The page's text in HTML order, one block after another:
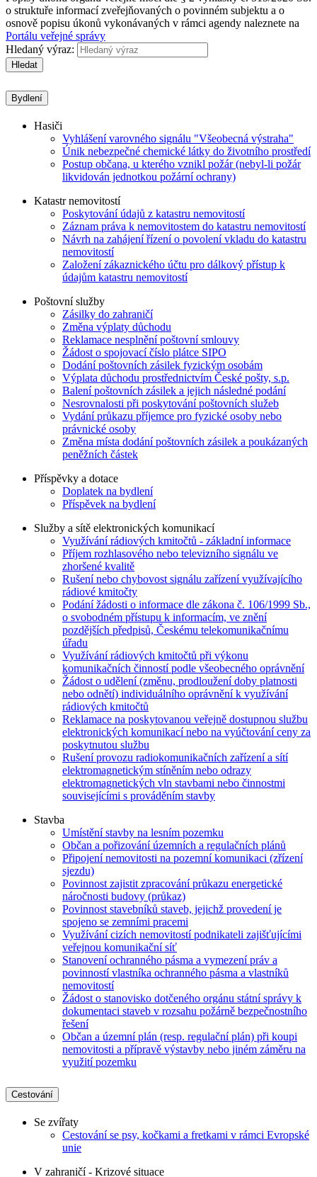
o struktuře informací zveřejňovaných o povinném subjektu a o
osnově popisu úkonů vykonávaných v rámci agendy naleznete na
Portálu veřejné správy
Hledaný výraz:
Hledat
Bydlení
Hasiči
Vyhlášení varovného signálu "Všeobecná výstraha"
Únik nebezpečné chemické látky do životního prostředí
Postup občana, u kterého vznikl požár (nebyl-li požár
likvidován jednotkou požární ochrany)
Katastr nemovitostí
Poskytování údajů z katastru nemovitostí
Záznam práva k nemovitostem do katastru nemovitostí
Návrh na zahájení řízení o povolení vkladu do katastru
nemovitostí
Založení zákaznického účtu pro dálkový přístup k
údajům katastru nemovitostí
Poštovní služby
Zásilky do zahraničí
Změna výplaty důchodu
Reklamace nesplnění poštovní smlouvy
Žádost o spojovací číslo plátce SIPO
Dodání poštovních zásilek fyzickým osobám
Výplata důchodu prostřednictvím České pošty, s.p.
Balení poštovních zásilek a jejich následné podání
Nesrovnalosti při poskytování poštovních služeb
Vydání průkazu příjemce pro fyzické osoby nebo
právnické osoby
Změna místa dodání poštovních zásilek a poukázaných
peněžních částek
Příspěvky a dotace
Doplatek na bydlení
Příspěvek na bydlení
Služby a sítě elektronických komunikací
Využívání rádiových kmitočtů - základní informace
Příjem rozhlasového nebo televizního signálu ve
zhoršené kvalitě
Rušení nebo chybovost signálu zařízení využívajícího
rádiové kmitočty
Podání žádosti o informace dle zákona č. 106/1999 Sb.,
o svobodném přístupu k informacím, ve znění
pozdějších předpisů, Českému telekomunikačnímu
úřadu
Využívání rádiových kmitočtů při výkonu
komunikačních činností podle všeobecného oprávnění
Žádost o udělení (změnu, prodloužení doby platnosti
nebo odnětí) individuálního oprávnění k využívání
rádiových kmitočtů
Reklamace na poskytovanou veřejně dostupnou službu
elektronických komunikací nebo na vyúčtování ceny za
poskytnutou službu
Rušení provozu radiokomunikačních zařízení a sítí
elektromagnetickým stíněním nebo odrazy
elektromagnetických vln stavbami nebo činnostmi
souvisejícími s prováděním stavby
Stavba
Umístění stavby na lesním pozemku
Občan a pořizování územních a regulačních plánů
Připojení nemovitosti na pozemní komunikaci (zřízení
sjezdu)
Povinnost zajistit zpracování průkazu energetické
náročnosti budovy (průkaz)
Povinnost stavebníků staveb, jejichž provedení je
spojeno se zemními pracemi
Využívání cizích nemovitostí podnikateli zajišťujícími
veřejnou komunikační síť
Stanovení ochranného pásma a vymezení práv a
povinností vlastníka ochranného pásma a vlastníků
nemovitostí
Žádost o stanovisko dotčeného orgánu státní správy k
dokumentaci staveb v rozsahu požárně bezpečnostního
řešení
Občan a územní plán (resp. regulační plán) při koupi
nemovitosti a přípravě výstavby nebo jiném záměru na
využití pozemku
Cestování
Se zvířaty
Cestování se psy, kočkami a fretkami v rámci Evropské
unie
V zahraničí - Krizové situace